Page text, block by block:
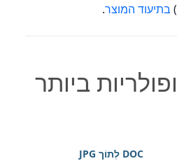
בתיעוד המוצר.
ביותר
DOC לְתוֹך JPG